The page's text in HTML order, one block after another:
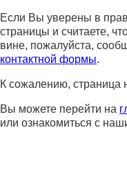
Если Вы уверены в
страницы и считаете,
вине, пожалуйста,
контактной формы.
К сожалению, страница
Вы можете перейти на
или ознакомиться с